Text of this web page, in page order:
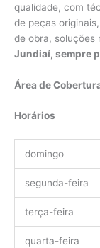
qualidade, com
de peças
de obra, soluções
Jundiaí, sempre
Área de
Horários
domingo
segunda-feira
terça-feira
quarta-feira